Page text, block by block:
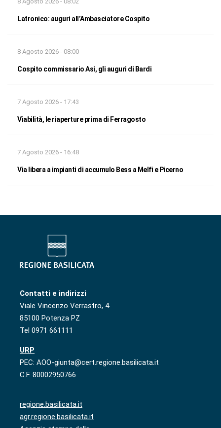
Latronico: auguri all’Ambasciatore Cospito
8 Agosto 2026 - 08:00
Cospito commissario Asi, gli auguri di Bardi
7 Agosto 2026 - 17:43
Viabilità, le riaperture prima di Ferragosto
7 Agosto 2026 - 16:48
Via libera a impianti di accumulo Bess a Melfi e Picerno
Contatti e indirizzi
Viale Vincenzo Verrastro, 4
85100 Potenza PZ
Tel 0971 661111
URP
PEC: AOO-giunta@cert.regione.basilicata.it
C.F. 80002950766
regione.basilicata.it
agr.regione.basilicata.it